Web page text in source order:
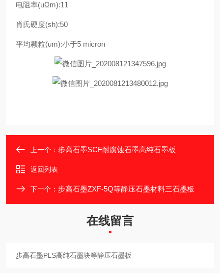
电阻率(uΩm):11
肖氏硬度(sh):50
平均颗粒(um):小于5 micron
上一个： 步高石墨SCF耐腐蚀石墨高纯石墨板
返回列表
下一个： 步高石墨ZXF-5Q等静压石墨材料三石墨板
在线留言